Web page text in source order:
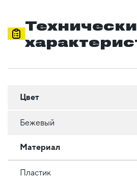
Цвет
Бежевый
Материал
Пластик